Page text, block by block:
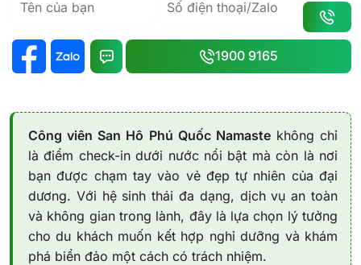
1900 9165
Công viên San Hô Phú Quốc Namastekhông chỉ
là điểm check-in dưới nước nổi bật mà còn là nơi
bạn được chạm tay vào vẻ đẹp tự nhiên của đại
dương. Với hệ sinh thái đa dạng, dịch vụ an toàn
và không gian trong lành, đây là lựa chọn lý tưởng
cho du khách muốn kết hợp nghỉ dưỡng và khám
phá biển đảo một cách có trách nhiệm.